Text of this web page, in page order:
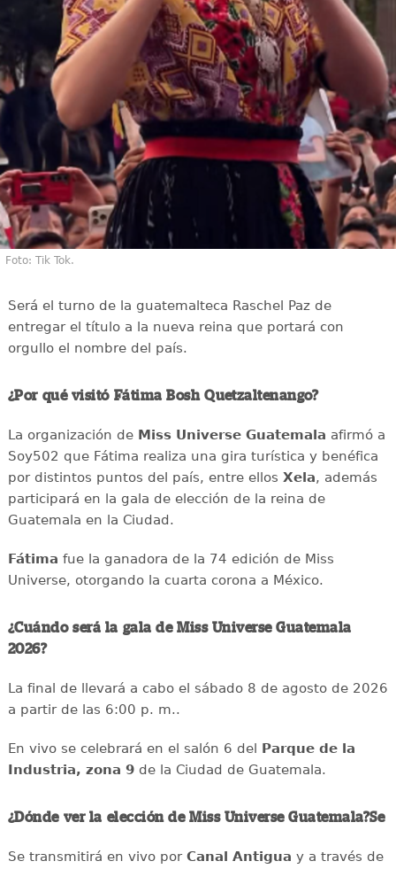
Foto: Tik Tok.
Será el turno de la guatemalteca Raschel Paz de
entregar el título a la nueva reina que portará con
orgullo el nombre del país.
¿Por qué visitó Fátima Bosh Quetzaltenango?
La organización de Miss Universe Guatemala afirmó a
Soy502 que Fátima realiza una gira turística y benéfica
por distintos puntos del país, entre ellos Xela, además
participará en la gala de elección de la reina de
Guatemala en la Ciudad.
Fátima fue la ganadora de la 74 edición de Miss
Universe, otorgando la cuarta corona a México.
¿Cuándo será la gala de Miss Universe Guatemala
2026?
La final de llevará a cabo el sábado 8 de agosto de 2026
a partir de las 6:00 p. m..
En vivo se celebrará en el salón 6 del Parque de la
Industria, zona 9de la Ciudad de Guatemala.
¿Dónde ver la elección de Miss Universe Guatemala?Se
Se transmitirá en vivo porCanal Antigua y a través de